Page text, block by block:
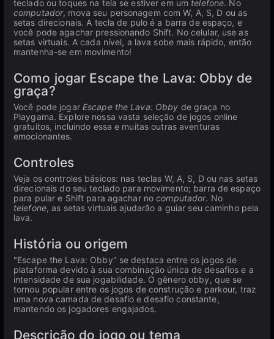
teclado ou toques na tela se estiver em um telefone. No
computador, mova seu personagem com W, A, S, D ou as
setas direcionais. A tecla de pulo é a barra de espaço, e
você pode agachar pressionando Shift. No celular, use as
setas virtuais. A cada nível, a lava sobe mais rápido, então
mantenha-se em movimento!
Como jogar Escape the Lava: Obby de
graça?
Você pode jogar Escape the Lava: Obby de graça no
Playgama. Explore nossa vasta seleção de jogos online
gratuitos, incluindo essa e muitas outras aventuras
emocionantes.
Controles
Veja os controles básicos: nas teclas W, A, S, D ou nas setas
direcionais do seu teclado para movimento; barra de espaço
para pular e Shift para agachar nocomputador. No
telefone, as setas virtuais ajudarão a guiar seu caminho pela
lava.
História ou origem
"Escape the Lava: Obby" se destaca entre os jogos de
plataforma devido à sua combinação única de desafios e a
intensidade de sua jogabilidade. O gênero obby, que se
tornou popular entre os jogos de construção e parkour, traz
uma nova camada de desafio e desafio constante,
mantendo os jogadores engajados.
Descrição do jogo ou tema